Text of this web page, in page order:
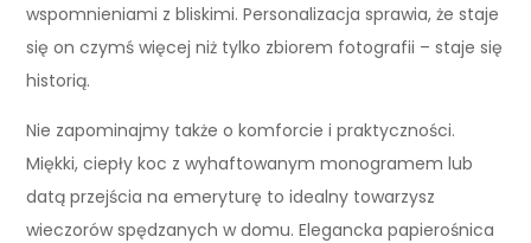
wspomnieniami z bliskimi. Personalizacja sprawia, że staje
się on czymś więcej niż tylko zbiorem fotografii – staje się
historią.
Nie zapominajmy także o komforcie i praktyczności.
Miękki, ciepły koc z wyhaftowanym monogramem lub
datą przejścia na emeryturę to idealny towarzysz
wieczorów spędzanych w domu. Elegancka papierośnica